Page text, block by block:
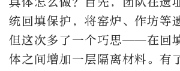
统回填保护，将窑炉、作坊等
但这次多了一个巧思——在回
体之间增加一层隔离材料。有